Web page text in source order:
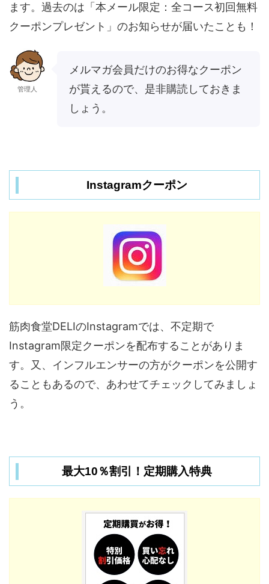
ます。過去のは「本メール限定：全コース初回無料
クーポンプレゼント」のお知らせが届いたことも！
管理人
メルマガ会員だけのお得なクーポン
が貰えるので、是非購読しておきま
しょう。
Instagramクーポン
筋肉食堂DELIのInstagramでは、不定期で
Instagram限定クーポンを配布することがありま
す。又、インフルエンサーの方がクーポンを公開す
ることもあるので、あわせてチェックしてみましょ
う。
最大10％割引！定期購入特典